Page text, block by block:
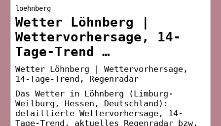
loehnberg
Wetter Löhnberg |
Wettervorhersage, 14-
Tage-Trend …
Wetter Löhnberg | Wettervorhersage,
14-Tage-Trend, Regenradar
Das Wetter in Löhnberg (Limburg-
Weilburg, Hessen, Deutschland):
detaillierte Wettervorhersage, 14-
Tage-Trend, aktuelles Regenradar bzw.